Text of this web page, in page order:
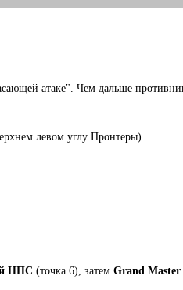
атаке". Чем дальше
левом углу Пронтеры)
НПС (точка 6), затем Grand Master